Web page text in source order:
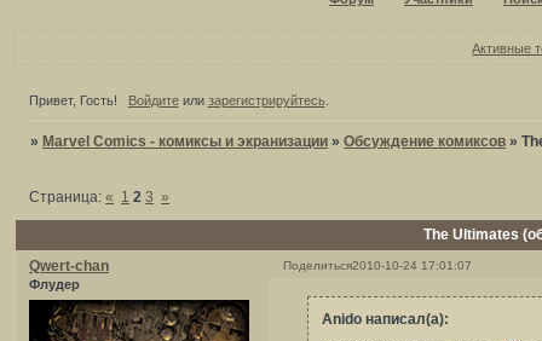
Активные
Привет, Гость! Войдитеили зарегистрируйтесь.
» Marvel Comics - комиксы и экранизации »Обсуждение комиксов »
The Ultimates
Страница:« 1 2 3 »
Поделиться2010-10-24 17:01:07
Qwert-chan
Флудер
Anido написал(а):